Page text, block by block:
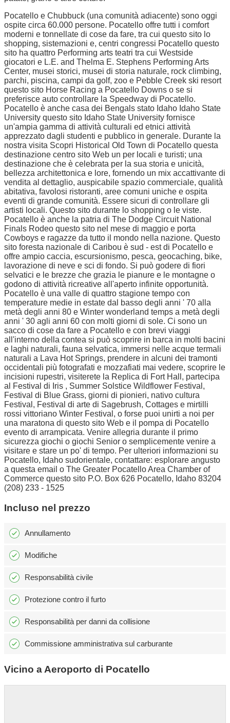
Pocatello e Chubbuck (una comunità adiacente) sono oggi
ospite circa 60.000 persone. Pocatello offre tutti i comfort
moderni e tonnellate di cose da fare, tra cui questo sito lo
shopping, sistemazioni e, centri congressi Pocatello questo
sito ha quattro Performing arts teatri tra cui Westside
giocatori e L.E. and Thelma E. Stephens Performing Arts
Center, musei storici, musei di storia naturale, rock climbing,
parchi, piscina, campi da golf, zoo e Pebble Creek ski resort
questo sito Horse Racing a Pocatello Downs o se si
preferisce auto controllare la Speedway di Pocatello.
Pocatello è anche casa dei Bengals stato Idaho Idaho State
University questo sito Idaho State University fornisce
un'ampia gamma di attività culturali ed etnici attività
apprezzato dagli studenti e pubblico in generale. Durante la
nostra visita Scopri Historical Old Town di Pocatello questa
destinazione centro sito Web un per locali e turisti; una
destinazione che è celebrata per la sua storia e unicità,
bellezza architettonica e lore, fornendo un mix accattivante di
vendita al dettaglio, auspicabile spazio commerciale, qualità
abitativa, favolosi ristoranti, aree comuni uniche e ospita
eventi di grande comunità. Essere sicuri di controllare gli
artisti locali. Questo sito durante lo shopping o le viste.
Pocatello è anche la patria di The Dodge Circuit National
Finals Rodeo questo sito nel mese di maggio e porta
Cowboys e ragazze da tutto il mondo nella nazione. Questo
sito foresta nazionale di Caribou è sud - est di Pocatello e
offre ampio caccia, escursionismo, pesca, geocaching, bike,
lavorazione di neve e sci di fondo. Si può godere di fiori
selvatici e le brezze che grazia le pianure e le montagne o
godono di attività ricreative all'aperto infinite opportunità.
Pocatello è una valle di quattro stagione tempo con
temperature medie in estate dal basso degli anni ' 70 alla
metà degli anni 80 e Winter wonderland temps a metà degli
anni ' 30 agli anni 60 con molti giorni di sole. Ci sono un
sacco di cose da fare a Pocatello e con brevi viaggi
all'interno della contea si può scoprire in barca in molti bacini
e laghi naturali, fauna selvatica, immersi nelle acque termali
naturali a Lava Hot Springs, prendere in alcuni dei tramonti
occidentali più fotografati e mozzafiati mai vedere, scoprire le
incisioni rupestri, visiterete la Replica di Fort Hall, partecipa
al Festival di Iris , Summer Solstice Wildflower Festival,
Festival di Blue Grass, giorni di pionieri, nativo cultura
Festival, Festival di arte di Sagebrush, Cottages e mirtilli
rossi vittoriano Winter Festival, o forse puoi unirti a noi per
una maratona di questo sito Web e il pompa di Pocatello
evento di arrampicata. Venire allegria durante il primo
sicurezza giochi o giochi Senior o semplicemente venire a
visitare e stare un po' di tempo. Per ulteriori informazioni su
Pocatello, Idaho sudorientale, contattare: esplorare angusto
a questa email o The Greater Pocatello Area Chamber of
Commerce questo sito P.O. Box 626 Pocatello, Idaho 83204
(208) 233 - 1525
Incluso nel prezzo
Annullamento
Modifiche
Responsabilità civile
Protezione contro il furto
Responsabilità per danni da collisione
Commissione amministrativa sul carburante
Vicino a Aeroporto di Pocatello